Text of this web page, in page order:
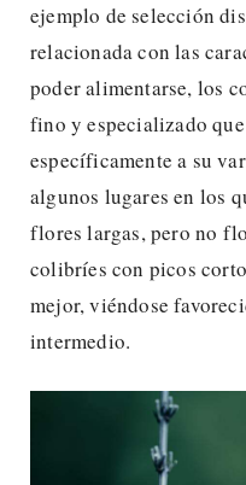
ejemplo de selección
relacionada con las
poder alimentarse, los
fino y especializado
específicamente a su
algunos lugares en los
flores largas, pero no
colibríes con picos
mejor, viéndose
intermedio.